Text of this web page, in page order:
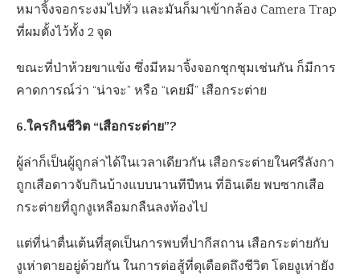
หมาจิ้งจอกระงมไปทั่ว และมันก็มาเข้ากล้อง Camera Trap
ที่ผมตั้งไว้ทั้ง 2 จุด
ขณะที่ป่าห้วยขาแข้ง ซึ่งมีหมาจิ้งจอกชุกชุมเช่นกัน ก็มีการ
คาดการณ์ว่า “น่าจะ” หรือ “เคยมี” เสือกระต่าย
6.ใครกินชีวิต “เสือกระต่าย”?
ผู้ล่าก็เป็นผู้ถูกล่าได้ในเวลาเดียวกัน เสือกระต่ายในศรีลังกา
ถูกเสือดาวจับกินบ้างแบบนานทีปีหน ที่อินเดีย พบซากเสือ
กระต่ายที่ถูกงูเหลือมกลืนลงท้องไป
แต่ที่น่าตื่นเต้นที่สุดเป็นการพบที่ปากีสถาน เสือกระต่ายกับ
งูเห่าตายอยู่ด้วยกัน ในการต่อสู้ที่ดุเดือดถึงชีวิต โดยงูเห่ายัง